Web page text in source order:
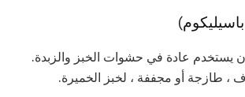
يستخدم عادة في حشوات الخبز والزبدة.
، طازجة أو مجففة ، لخبز الخميرة.